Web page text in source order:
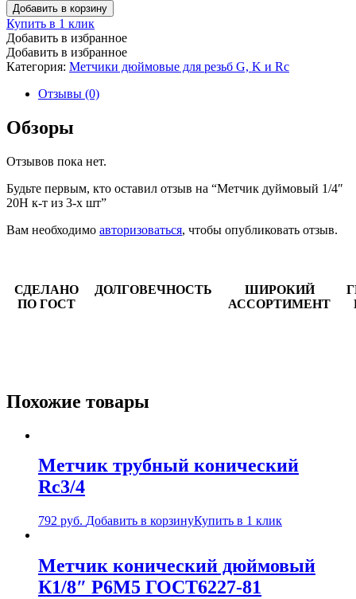
Добавить в корзину
Купить в 1 клик
Добавить в избранное
Добавить в избранное
Категория: Метчики дюймовые для резьб G, K и Rc
Отзывы (0)
Обзоры
Отзывов пока нет.
Будьте первым, кто оставил отзыв на “Метчик дуймовый 1/4″
20Н к-т из 3-х шт”
Вам необходимо авторизоваться, чтобы опубликовать отзыв.
СДЕЛАНО
ПО ГОСТ
ДОЛГОВЕЧНОСТЬ
ШИРОКИЙ
АССОРТИМЕНТ
Похожие товары
Метчик трубный конический
Rс3/4
792 руб. Добавить в корзинуКупить в 1 клик
Метчик конический дюймовый
К1/8″ Р6М5 ГОСТ6227-81